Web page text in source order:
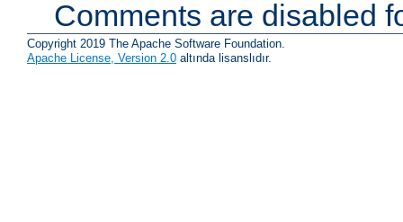
Comments are disabled
Copyright 2019 The Apache Software Foundation.
Apache License, Version 2.0 altında lisanslıdır.